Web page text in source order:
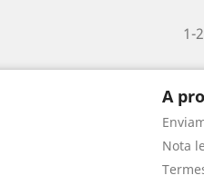
1-
A
Nota